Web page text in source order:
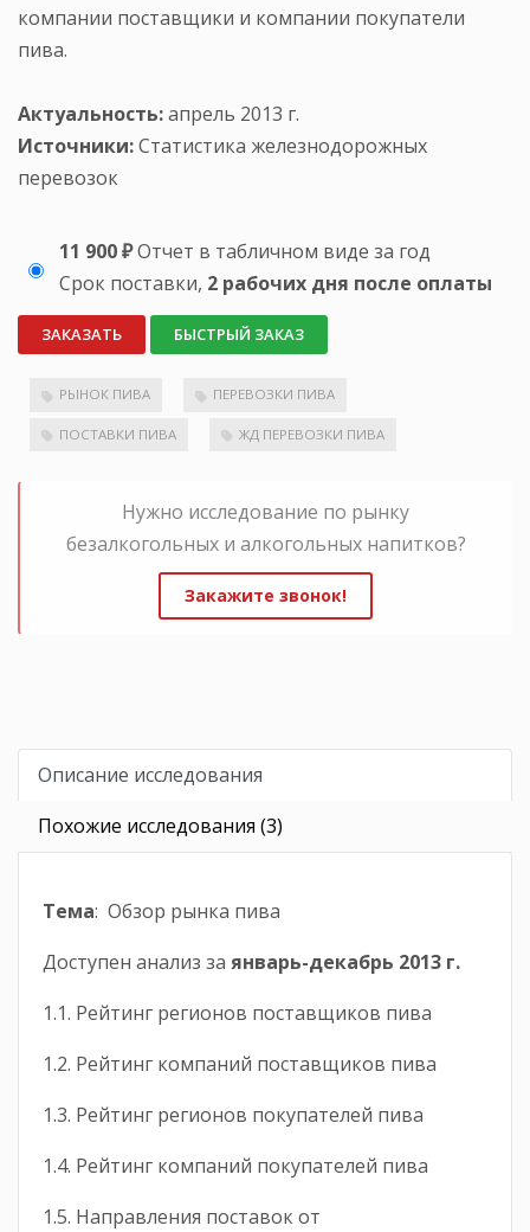
компании поставщики и компании покупатели
пива.
Актуальность:апрель 2013 г.
Источники:Статистика железнодорожных
перевозок
11 900 ₽Отчет в табличном виде за год
Срок поставки, 2 рабочих дня после оплаты
ЗАКАЗАТЬ БЫСТРЫЙ ЗАКАЗ
РЫНОК ПИВА ПЕРЕВОЗКИ ПИВА
ПОСТАВКИ ПИВА ЖД ПЕРЕВОЗКИ ПИВА
Нужно исследование по рынку
безалкогольных и алкогольных напитков?
Закажите звонок!
Описание исследования
Похожие исследования (3)
Тема: Обзор рынка пива
Доступен анализ за январь-декабрь 2013 г.
1.1. Рейтинг регионов поставщиков пива
1.2. Рейтинг компаний поставщиков пива
1.3. Рейтинг регионов покупателей пива
1.4. Рейтинг компаний покупателей пива
1.5. Направления поставок от